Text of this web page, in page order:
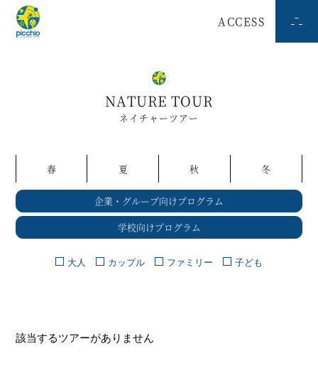
ACCESS
NATURE TOUR
ネイチャーツアー
春 夏 秋 冬
企業・グループ向けプログラム
学校向けプログラム
大人 カップル ファミリー 子ども
該当するツアーがありません